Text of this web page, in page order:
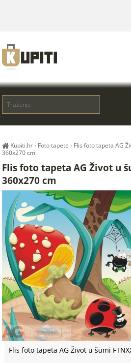
Kupiti.hr› Foto tapete › Flis foto tapeta AG
360x270 cm
Flis foto tapeta AG Život u
360x270 cm
Flis foto tapeta AG Život u šumi